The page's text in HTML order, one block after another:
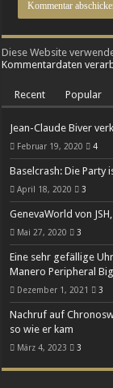
Diese Website
Kommentardaten
Recent Popular
Jean-Claude Biver
Februar 19, 2020 4
Baselcrash: Die Party
April 18, 2020 3
GenevaWorld von
Mai 27, 2020 3
Eine sehr gefällige
Manero Peripheral
Dezember 1, 2021 3
Nachruf auf
so wie er kam
März 4, 2023 3